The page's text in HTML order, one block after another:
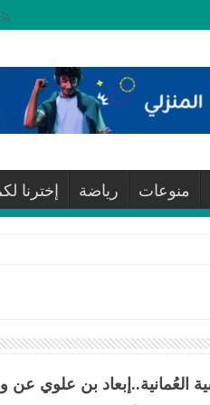
منوعات رياضة إخترنا